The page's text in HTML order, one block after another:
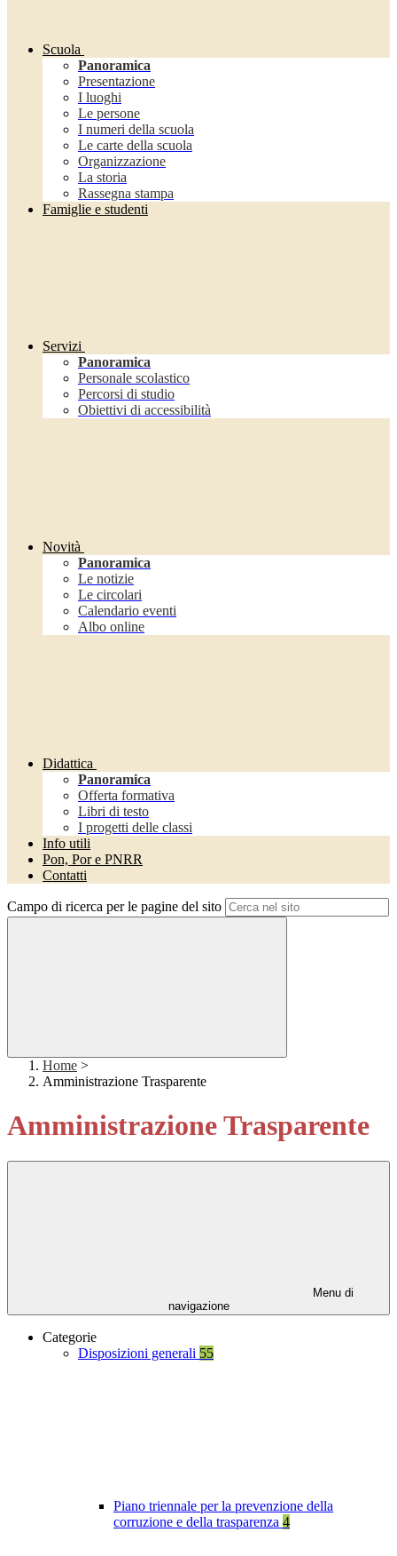
Scuola
Panoramica
Presentazione
I luoghi
Le persone
I numeri della scuola
Le carte della scuola
Organizzazione
La storia
Rassegna stampa
Famiglie e studenti
Servizi
Panoramica
Personale scolastico
Percorsi di studio
Obiettivi di accessibilità
Novità
Panoramica
Le notizie
Le circolari
Calendario eventi
Albo online
Didattica
Panoramica
Offerta formativa
Libri di testo
I progetti delle classi
Info utili
Pon, Por e PNRR
Contatti
Campo di ricerca per le pagine del sito
Home >
Amministrazione Trasparente
Amministrazione Trasparente
Menu di
navigazione
Categorie
Disposizioni generali 55
Piano triennale per la prevenzione della
corruzione e della trasparenza 4